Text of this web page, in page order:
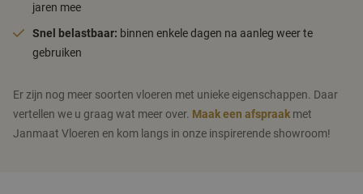
jaren mee
Snel belastbaar: binnen enkele dagen na aanleg weer te
gebruiken
Er zijn nog meer soorten vloeren met unieke eigenschappen. Daar
vertellen we u graag wat meer over. Maak een afspraak met
Janmaat Vloeren en kom langs in onze inspirerende showroom!